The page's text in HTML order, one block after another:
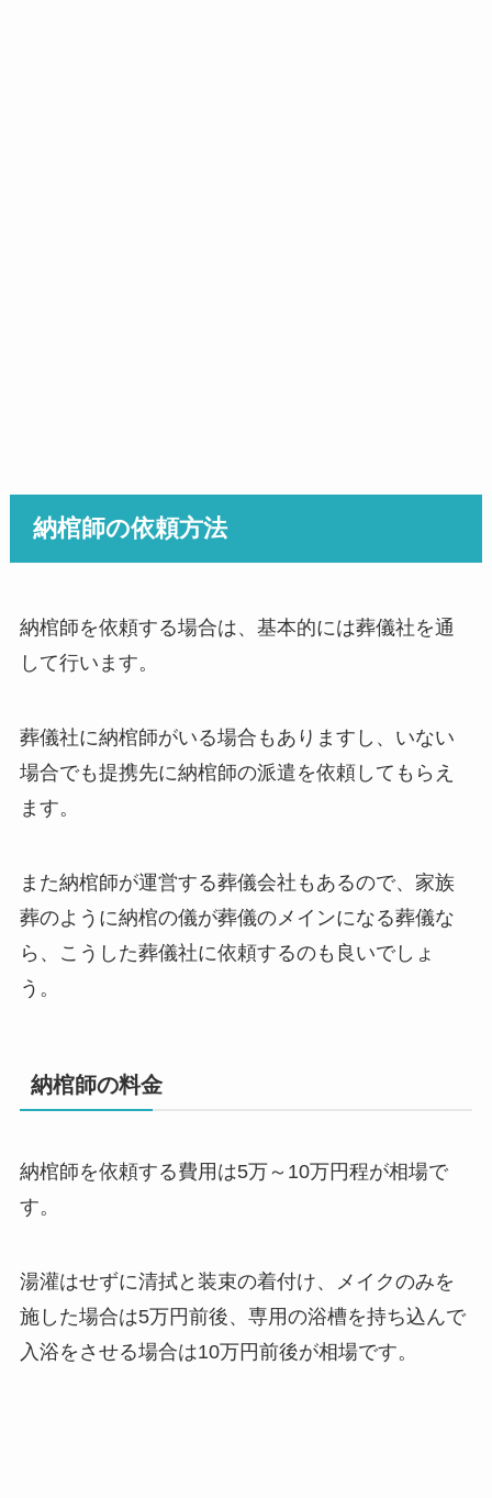
納棺師の依頼方法
納棺師を依頼する場合は、基本的には葬儀社を通
して行います。
葬儀社に納棺師がいる場合もありますし、いない
場合でも提携先に納棺師の派遣を依頼してもらえ
ます。
また納棺師が運営する葬儀会社もあるので、家族
葬のように納棺の儀が葬儀のメインになる葬儀な
ら、こうした葬儀社に依頼するのも良いでしょ
う。
納棺師の料金
納棺師を依頼する費用は5万～10万円程が相場で
す。
湯灌はせずに清拭と装束の着付け、メイクのみを
施した場合は5万円前後、専用の浴槽を持ち込んで
入浴をさせる場合は10万円前後が相場です。